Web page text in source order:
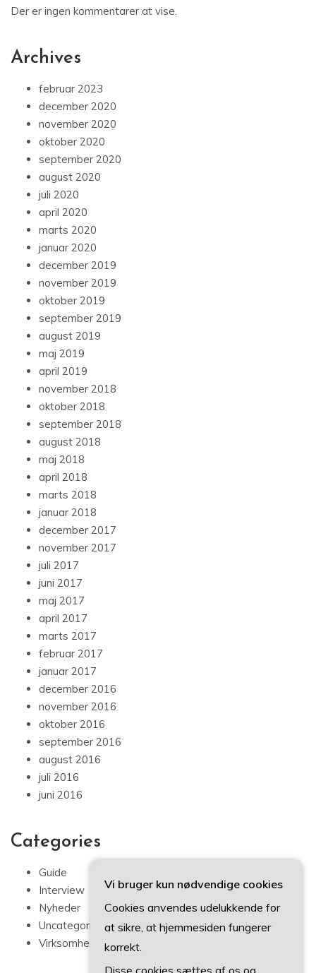
Der er ingen kommentarer at vise.
Archives
februar 2023
december 2020
november 2020
oktober 2020
september 2020
august 2020
juli 2020
april 2020
marts 2020
januar 2020
december 2019
november 2019
oktober 2019
september 2019
august 2019
maj 2019
april 2019
november 2018
oktober 2018
september 2018
august 2018
maj 2018
april 2018
marts 2018
januar 2018
december 2017
november 2017
juli 2017
juni 2017
maj 2017
april 2017
marts 2017
februar 2017
januar 2017
december 2016
november 2016
oktober 2016
september 2016
august 2016
juli 2016
juni 2016
Categories
Guide
Interview
Nyheder
Uncategorized
Virksomhedsfokus
Vi bruger kun nødvendige cookies
Cookies anvendes udelukkende for
at sikre, at hjemmesiden fungerer
korrekt.
Disse cookies sættes af os og